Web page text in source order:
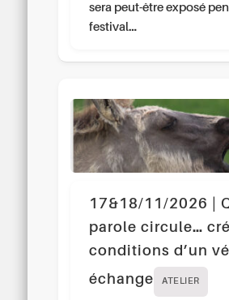
sera peut-être exposé
festival…
17&18/11/2026 |
parole circule…
conditions d’un
échange
ATELIER